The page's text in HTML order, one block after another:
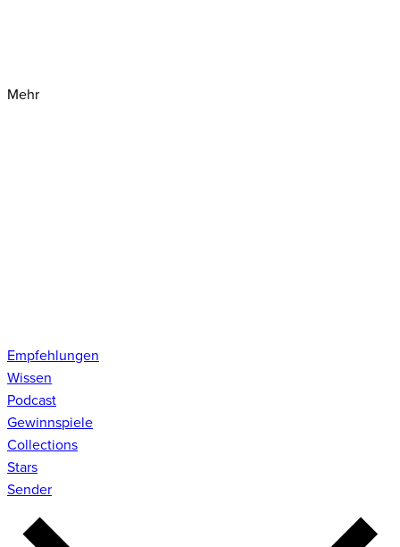
Mehr
Empfehlungen
Wissen
Podcast
Gewinnspiele
Collections
Stars
Sender